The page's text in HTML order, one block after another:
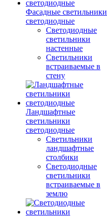
Фасадные светильники
светодиодные
Светодиодные
светильники
настенные
Светильники
встраиваемые в
стену
Ландшафтные
светильники
светодиодные
Светильники
ландшафтные
столбики
Светодиодные
светильники
встраиваемые в
землю